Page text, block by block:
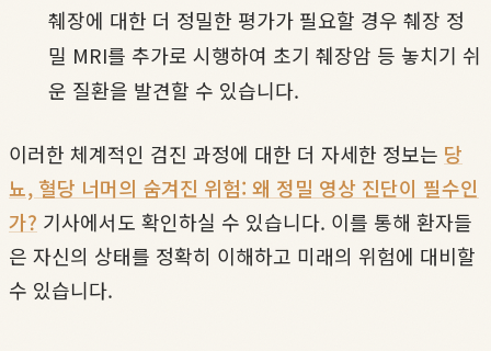
췌장에 대한 더 정밀한 평가가 필요할 경우 췌장 정
밀 MRI를 추가로 시행하여 초기 췌장암 등 놓치기 쉬
운 질환을 발견할 수 있습니다.
이러한 체계적인 검진 과정에 대한 더 자세한 정보는 당
뇨, 혈당 너머의 숨겨진 위험: 왜 정밀 영상 진단이 필수인
가? 기사에서도 확인하실 수 있습니다. 이를 통해 환자들
은 자신의 상태를 정확히 이해하고 미래의 위험에 대비할
수 있습니다.